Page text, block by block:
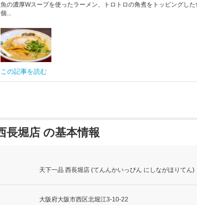
魚の濃厚Wスープを使ったラーメン、トロトロの角煮をトッピングした
個...
この記事を読む
長堀店 の基本情報
天下一品 西長堀店 (てんんかいっぴん にしながほりてん)
大阪府大阪市西区北堀江3-10-22